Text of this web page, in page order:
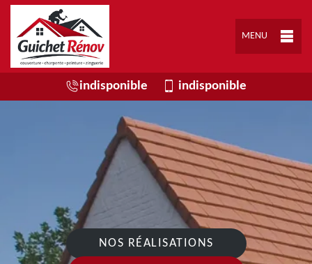
MENU
indisponible indisponible
NOS RÉALISATIONS